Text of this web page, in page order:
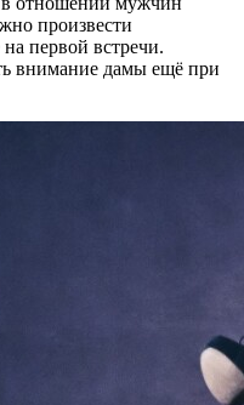
произвести
первой встречи.
внимание дамы ещё при